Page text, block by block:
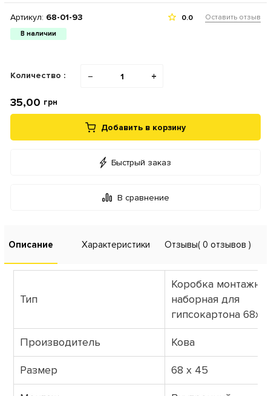
Артикул: 68-01-93
В наличии
0.0 Оставить отзыв
Количество : − +
35,00 грн
Добавить в корзину
Быстрый заказ
В сравнение
Описание Характеристики Отзывы( 0 отзывов )
Тип
Коробка монтажная
наборная для
гипсокартона
Производитель Кова
Размер 68 х 45